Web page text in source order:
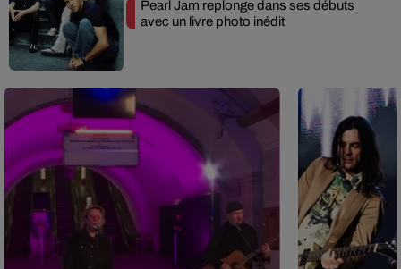
Pearl Jam replonge dans ses débuts
avec un livre photo inédit